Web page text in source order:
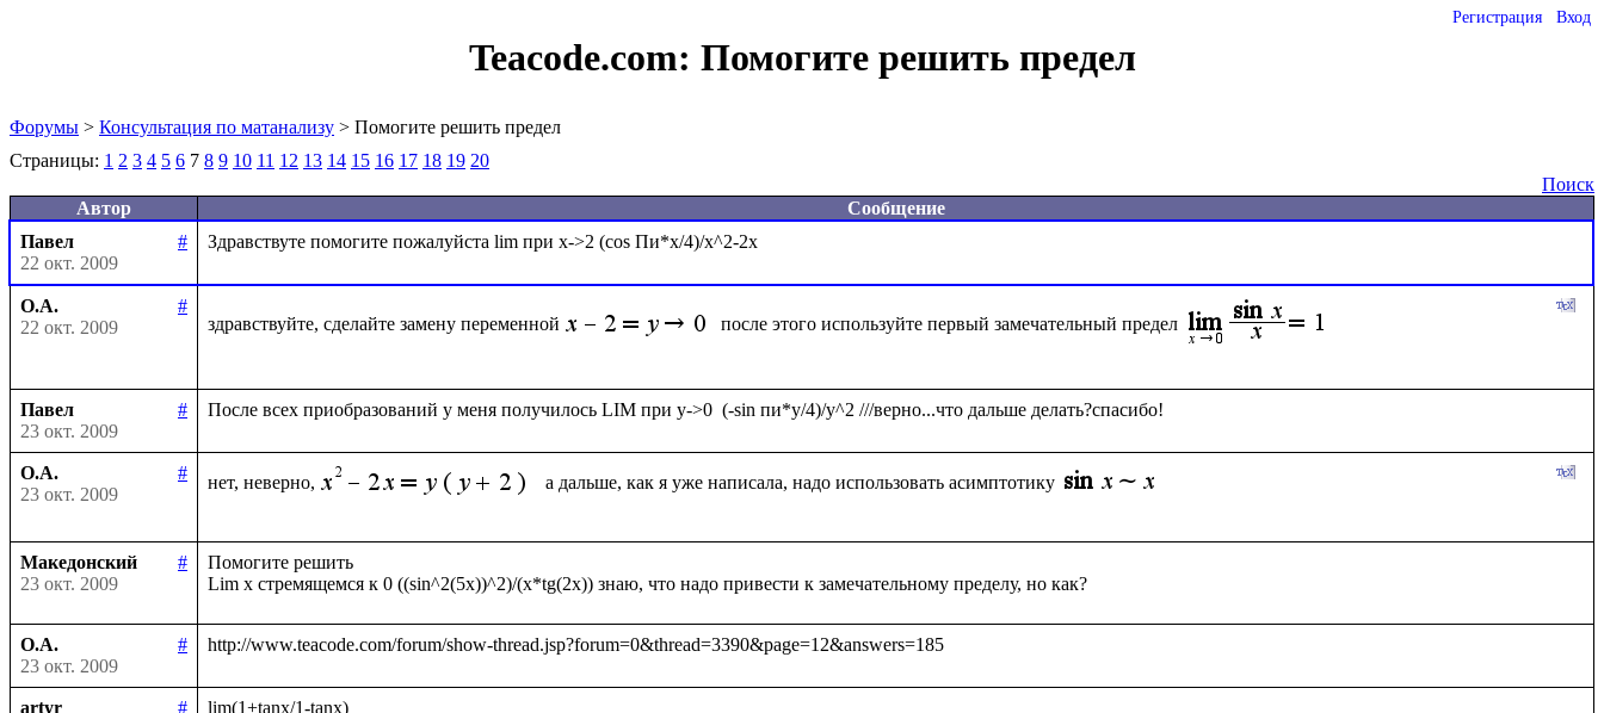
Регистрация Вход
Teacode.com: Помогите решить предел
Форумы > Консультация по матанализу > Помогите решить предел
Страницы: 1 2 3 4 5 6 7 8 9 10 11 12 13 14 15 16 17 18 19 20
Поиск
Автор
Сообщение
Павел
#
22 окт. 2009
О.А.
#
22 окт. 2009
здравствуйте, сделайте замену переменной после этого используйте первый замечательный предел
Павел
#
23 окт. 2009
О.А.
#
23 окт. 2009
нет, неверно, а дальше, как я уже написала, надо использовать асимптотику
Македонский
#
23 окт. 2009
Помогите решить
О.А.
#
23 окт. 2009
artyr
#
lim(1+tanx/1-tanx)